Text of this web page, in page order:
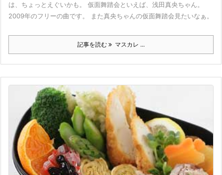
は、ちょっとえぐいかも。 仮面舞踏会といえば、浅田真央ちゃん。
2009年のフリーの曲です。 また真央ちゃんの仮面舞踏会見たいなぁ。
記事を読む マスカレ ...